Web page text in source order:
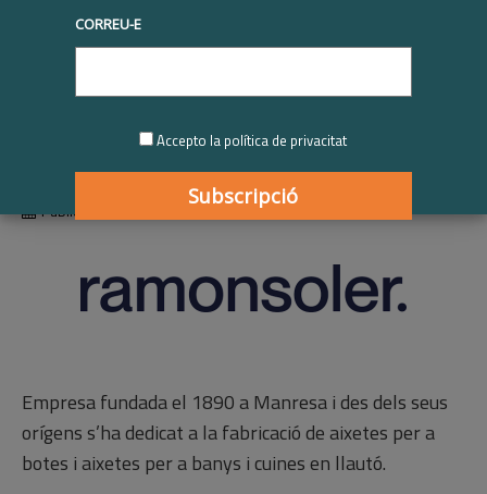
Industrias Ramon Soler |
Participant RSE.Pime
2023-2024
Publicat
Empresa fundada el 1890 a Manresa i des dels seus
orígens s’ha dedicat a la fabricació de aixetes per a
botes i aixetes per a banys i cuines en llautó.
CORREU-E
Accepto la política de privacitat